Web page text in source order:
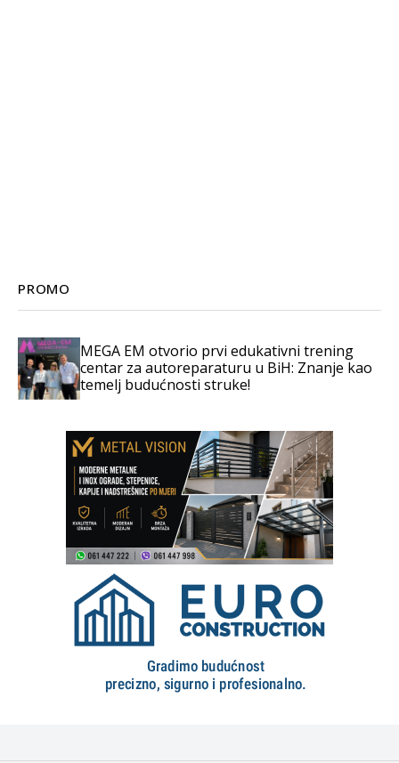
PROMO
MEGA EM otvorio prvi edukativni trening
centar za autoreparaturu u BiH: Znanje kao
temelj budućnosti struke!